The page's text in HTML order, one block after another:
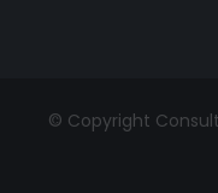
© Copyright